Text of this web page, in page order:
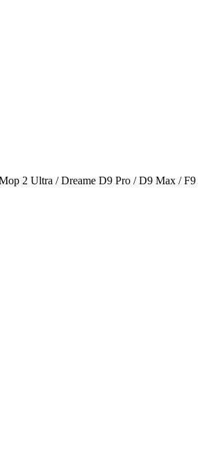
2 Ultra / Dreame D9 Pro / D9 Max / F9